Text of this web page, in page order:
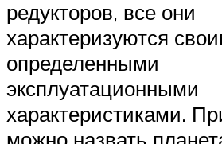
редукторов, все они
характеризуются
определенными
эксплуатационными
характеристиками.